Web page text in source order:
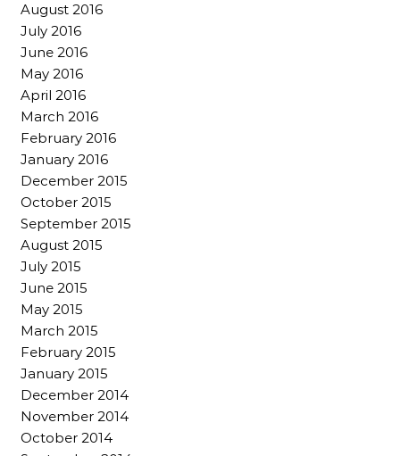
August 2016
July 2016
June 2016
May 2016
April 2016
March 2016
February 2016
January 2016
December 2015
October 2015
September 2015
August 2015
July 2015
June 2015
May 2015
March 2015
February 2015
January 2015
December 2014
November 2014
October 2014